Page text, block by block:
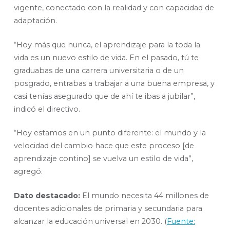
vigente, conectado con la realidad y con capacidad de
adaptación.
“Hoy más que nunca, el aprendizaje para la toda la
vida es un nuevo estilo de vida. En el pasado, tú te
graduabas de una carrera universitaria o de un
posgrado, entrabas a trabajar a una buena empresa, y
casi tenías asegurado que de ahí te ibas a jubilar”,
indicó el directivo.
“Hoy estamos en un punto diferente: el mundo y la
velocidad del cambio hace que este proceso [de
aprendizaje contino] se vuelva un estilo de vida”,
agregó.
Dato destacado: El mundo necesita 44 millones de
docentes adicionales de primaria y secundaria para
alcanzar la educación universal en 2030. (Fuente: